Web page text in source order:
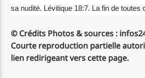
sa nudité. Lévitique 18:7. La fin de toutes
© Crédits Photos & sources :
Courte reproduction partielle
lien redirigeant vers cette page.